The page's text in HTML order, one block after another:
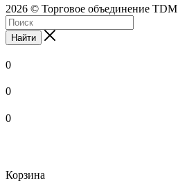
2026 © Торговое объединение TDM
Найти
0
0
0
Корзина